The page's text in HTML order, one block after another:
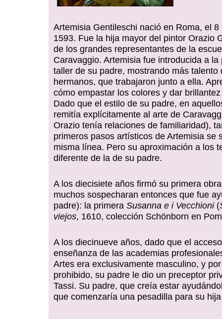
Artemisia Gentileschi nació en Roma, el 8
1593. Fue la hija mayor del pintor Orazio
de los grandes representantes de la
Caravaggio. Artemisia fue introducida a la
taller de su padre, mostrando más talento
hermanos, que trabajaron junto a ella.
cómo empastar los colores y dar
Dado que el estilo de su padre, en
remitía explícitamente al arte de
Orazio tenía relaciones de familiaridad),
primeros pasos artísticos de Artemisia se
misma línea. Pero su aproximación a los
diferente de la de su padre.
A los diecisiete años firmó su primera
muchos sospecharan entonces que fue
padre): la primeraSusanna e i Vecchioni(
viejos, 1610, colección Schönborn en
A los diecinueve años, dado que el
enseñanza de las academias
Artes era exclusivamente masculino, y
prohibido, su padre le dio un preceptor
Tassi. Su padre, que creía estar
que comenzaría una pesadilla para su